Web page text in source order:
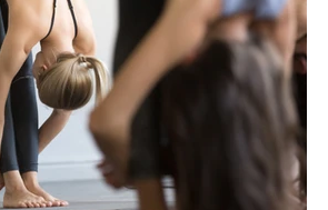
INCENDIOS FORESTALES
Shopper MONITOR DE
(ELE) ENTRENADOR